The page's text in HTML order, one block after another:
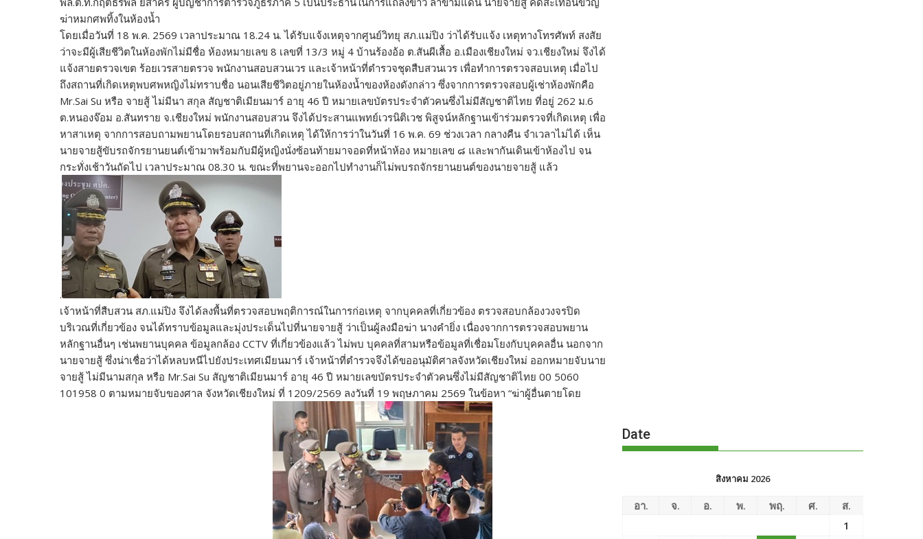
ฆ่าหมกศพทิ้งในห้องน้ำ
โดยเมื่อวันที่ 18 พ.ค. 2569 เวลาประมาณ 18.24 น. ได้รับแจ้งเหตุจากศูนย์วิทยุ สภ.แม่ปิง ว่าได้รับแจ้ง เหตุทางโทรศัพท์ สงสัย
ว่าจะมีผู้เสียชีวิตในห้องพักไม่มีชื่อ ห้องหมายเลข 8 เลขที่ 13/3 หมู่ 4 บ้านร้องอ้อ ต.สันผีเสื้อ อ.เมืองเชียงใหม่ จว.เชียงใหม่ จึงได้
แจ้งสายตรวจเขต ร้อยเวรสายตรวจ พนักงานสอบสวนเวร และเจ้าหน้าที่ตำรวจชุดสืบสวนเวร เพื่อทำการตรวจสอบเหตุ เมื่อไป
ถึงสถานที่เกิดเหตุพบศพหญิงไม่ทราบชื่อ นอนเสียชีวิตอยู่ภายในห้องน้ำของห้องดังกล่าว ซึ่งจากการตรวจสอบผู้เช่าห้องพักคือ
Mr.Sai Su หรือ จายสู้ ไม่มีนา สกุล สัญชาติเมียนมาร์ อายุ 46 ปี หมายเลขบัตรประจำตัวคนซึ่งไม่มีสัญชาติไทย ที่อยู่ 262 ม.6
ต.หนองจ๊อม อ.สันทราย จ.เชียงใหม่ พนักงานสอบสวน จึงได้ประสานแพทย์เวรนิติเวช พิสูจน์หลักฐานเข้าร่วมตรวจที่เกิดเหตุ เพื่อ
หาสาเหตุ จากการสอบถามพยานโดยรอบสถานที่เกิดเหตุ ได้ให้การว่าในวันที่ 16 พ.ค. 69 ช่วงเวลา กลางคืน จำเวลาไม่ได้ เห็น
นายจายสู้ขับรถจักรยานยนต์เข้ามาพร้อมกับมีผู้หญิงนั่งซ้อนท้ายมาจอดที่หน้าห้อง หมายเลข ๘ และพากันเดินเข้าห้องไป จน
กระทั่งเช้าวันถัดไป เวลาประมาณ 08.30 น. ขณะที่พยานจะออกไปทำงานก็ไม่พบรถจักรยานยนต์ของนายจายสู้ แล้ว
.
เจ้าหน้าที่สืบสวน สภ.แม่ปิง จึงได้ลงพื้นที่ตรวจสอบพฤติการณ์ในการก่อเหตุ จากบุคคลที่เกี่ยวข้อง ตรวจสอบกล้องวงจรปิด
บริเวณที่เกี่ยวข้อง จนได้ทราบข้อมูลและมุ่งประเด็นไปที่นายจายสู้ ว่าเป็นผู้ลงมือฆ่า นางคำยิ่ง เนื่องจากการตรวจสอบพยาน
หลักฐานอื่นๆ เช่นพยานบุคคล ข้อมูลกล้อง CCTV ที่เกี่ยวข้องแล้ว ไม่พบ บุคคลที่สามหรือข้อมูลที่เชื่อมโยงกับบุคคลอื่น นอกจาก
นายจายสู้ ซึ่งน่าเชื่อว่าได้หลบหนีไปยังประเทศเมียนมาร์ เจ้าหน้าที่ตำรวจจึงได้ขออนุมัติศาลจังหวัดเชียงใหม่ ออกหมายจับนาย
จายสู้ ไม่มีนามสกุล หรือ Mr.Sai Su สัญชาติเมียนมาร์ อายุ 46 ปี หมายเลขบัตรประจำตัวคนซึ่งไม่มีสัญชาติไทย 00 5060
101958 0 ตามหมายจับของศาล จังหวัดเชียงใหม่ ที่ 1209/2569 ลงวันที่ 19 พฤษภาคม 2569 ในข้อหา “ฆ่าผู้อื่นตายโดย
Date
สิงหาคม 2026
อา. จ. อ. พ. พฤ. ศ.
ส.
1